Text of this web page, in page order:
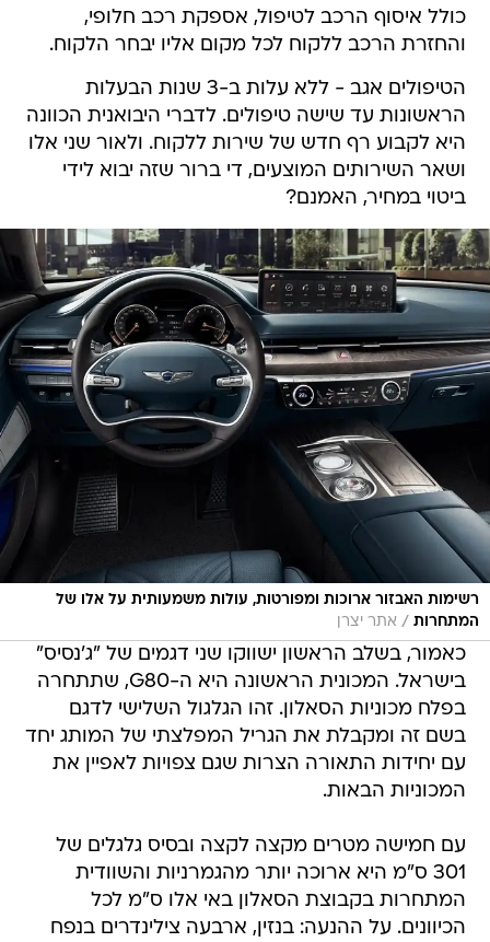
כולל איסוף הרכב לטיפול, אספקת רכב חלופי,
והחזרת הרכב ללקוח לכל מקום אליו יבחר הלקוח.
הטיפולים אגב - ללא עלות ב-3 שנות הבעלות
הראשונות עד שישה טיפולים. לדברי היבואנית הכוונה
היא לקבוע רף חדש של שירות ללקוח. ולאור שני אלו
ושאר השירותים המוצעים, די ברור שזה יבוא לידי
ביטוי במחיר, האמנם?
רשימות האבזור ארוכות ומפורטות, עולות משמעותית על אלו של
המתחרות / אתר יצרן
כאמור, בשלב הראשון ישווקו שני דגמים של "ג'נסיס"
בישראל. המכונית הראשונה היא ה-G80, שתתחרה
בפלח מכוניות הסאלון. זהו הגלגול השלישי לדגם
בשם זה ומקבלת את הגריל המפלצתי של המותג יחד
עם יחידות התאורה הצרות שגם צפויות לאפיין את
המכוניות הבאות.
עם חמישה מטרים מקצה לקצה ובסיס גלגלים של
301 ס"מ היא ארוכה יותר מהגמרניות והשוודית
המתחרות בקבוצת הסאלון באי אלו ס"מ לכל
הכיוונים. על ההנעה: בנזין, ארבעה צילינדרים בנפח